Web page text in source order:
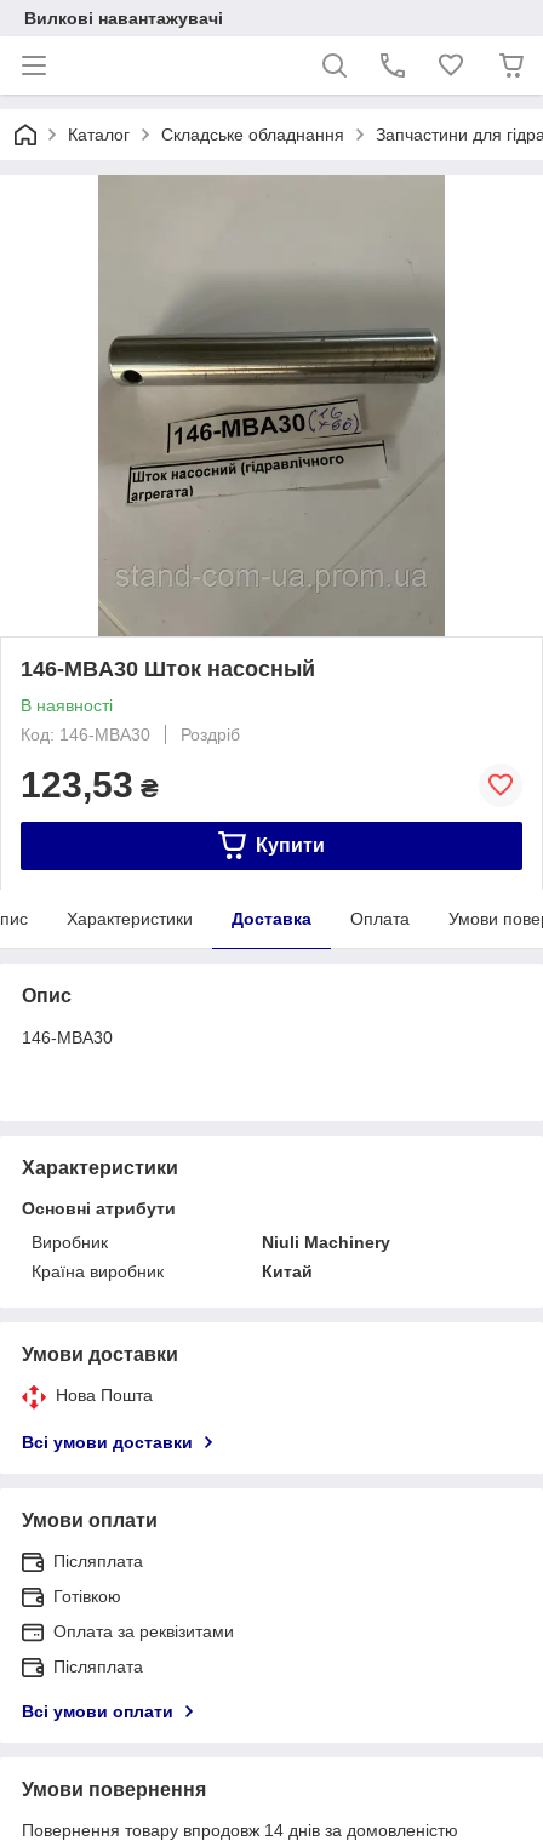
Вилкові навантажувачі
Каталог Складське обладнання Запчастини для
146-MBA30 Шток насосный
В наявності
Код: 146-MBA30
Роздріб
123,53 ₴
Купити
Характеристики Доставка Оплата Умови
Опис
146-MBA30
Характеристики
Основні атрибути
Виробник
Niuli Machinery
Країна виробник
Китай
Умови доставки
Нова Пошта
Всі умови доставки
Умови оплати
Післяплата
Готівкою
Оплата за реквізитами
Післяплата
Всі умови оплати
Умови повернення
Повернення товару впродовж 14 днів за домовленістю